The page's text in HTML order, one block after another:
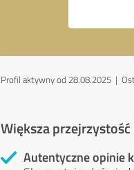
Profil aktywny od 28.08.2025 |
Większa
Autentyczne opinie